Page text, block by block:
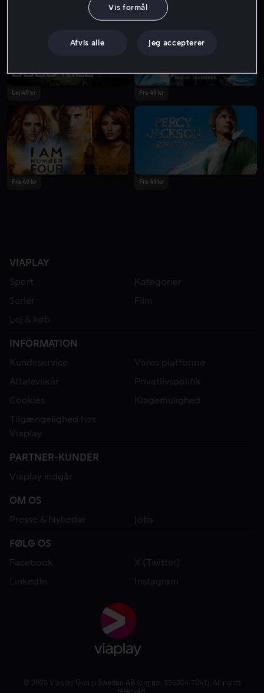
Fra 39 kr
Lej 49 kr Fra 49 kr
Fra 49 kr Fra 49 kr
VIAPLAY
Sport
Kategorier
Serier
Film
Lej & køb
INFORMATION
Kundeservice
Vores platforme
Aftalevilkår
Privatlivspolitik
Cookies
Klagemulighed
Tilgængelighed hos
Viaplay
PARTNER-KUNDER
Viaplay indgår
OM OS
Presse & Nyheder
Jobs
FØLG OS
Facebook
X (Twitter)
LinkedIn
Instagram
© 2026 Viaplay Group Sweden AB (org.no: 556304-7041). All rights
reserved.
Vis formål
Afvis alle Jeg accepterer